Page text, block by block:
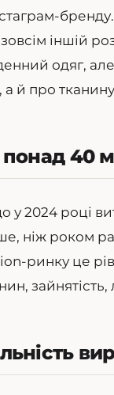
іншій
одяг,
й про
40
у 2024 році
ніж роком
ринку це